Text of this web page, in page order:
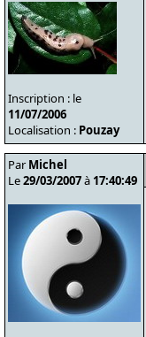
Inscription : le
11/07/2006
Localisation : Pouzay
Par Michel
Le29/03/2007à 17:40:49